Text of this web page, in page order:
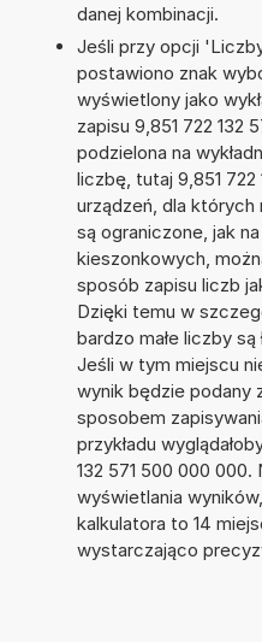
danej kombinacji.
Jeśli przy opcji
postawiono znak
wyświetlony jako
zapisu 9,851 722 132
podzielona na
liczbę, tutaj 9,851 722
urządzeń, dla
są ograniczone, jak
kieszonkowych,
sposób zapisu liczb
Dzięki temu w
bardzo małe liczby
Jeśli w tym miejscu
wynik będzie podany
sposobem
przykładu
132 571 500 000
wyświetlania
kalkulatora to 14
wystarczająco